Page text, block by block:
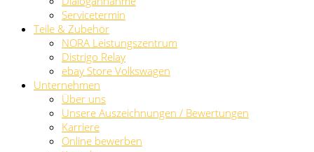
Servicetermin
Teile & Zubehör
NORA Leistungszentrum
Distrigo Relay
ebay Store Volkswagen
Unternehmen
Über uns
Unsere Auszeichnungen / Bewertungen
Karriere
Online bewerben